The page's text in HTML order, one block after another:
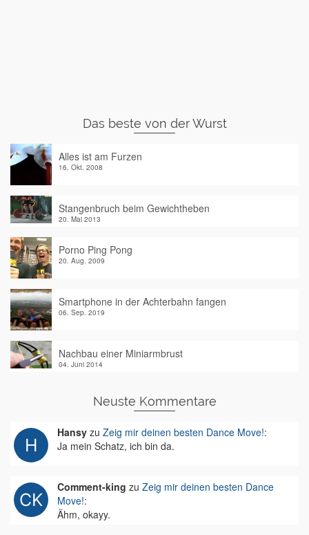
Das beste von der Wurst
Alles ist am Furzen
16. Okt. 2008
Stangenbruch beim Gewichtheben
20. Mai 2013
Porno Ping Pong
20. Aug. 2009
Smartphone in der Achterbahn fangen
06. Sep. 2019
Nachbau einer Miniarmbrust
04. Juni 2014
Neuste Kommentare
Hansy zu Zeig mir deinen besten Dance Move!:
Ja mein Schatz, ich bin da.
Comment-king zu Zeig mir deinen besten Dance
Move!:
Ähm, okayy.